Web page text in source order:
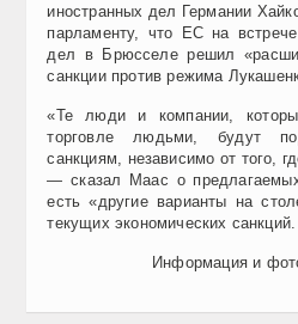
иностранных дел Германии
парламенту, что ЕС на
дел в Брюсселе решил
санкции против режима
«Те люди и компании,
торговле людьми, будут
санкциям, независимо от того,
— сказал Маас о
есть «другие варианты на
текущих экономических санкций.
Информация и